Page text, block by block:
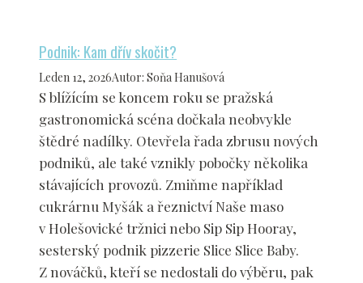
Podnik: Kam dřív skočit?
Leden 12, 2026Autor: Soňa Hanušová
S blížícím se koncem roku se pražská
gastronomická scéna dočkala neobvykle
štědré nadílky. Otevřela řada zbrusu nových
podniků, ale také vznikly pobočky několika
stávajících provozů. Zmiňme například
cukrárnu Myšák a řeznictví Naše maso
v Holešovické tržnici nebo Sip Sip Hooray,
sesterský podnik pizzerie Slice Slice Baby.
Z nováčků, kteří se nedostali do výběru, pak